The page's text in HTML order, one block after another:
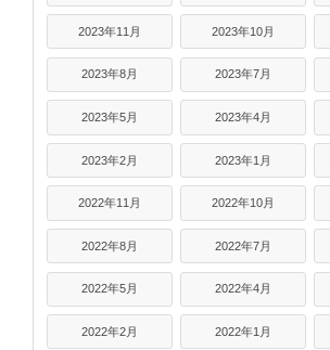
2023年11月 2023年10月
2023年8月 2023年7月
2023年5月 2023年4月
2023年2月 2023年1月
2022年11月 2022年10月
2022年8月 2022年7月
2022年5月 2022年4月
2022年2月 2022年1月